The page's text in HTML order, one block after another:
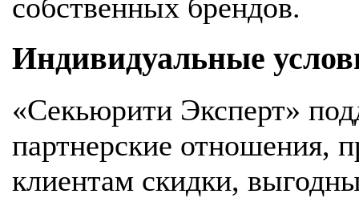
собственных брендов.
Индивидуальные
«Секьюрити Эксперт»
партнерские отношения,
клиентам скидки,